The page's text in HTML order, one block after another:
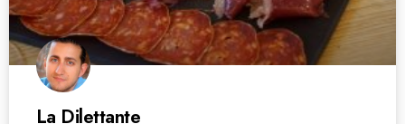
La Dilettante